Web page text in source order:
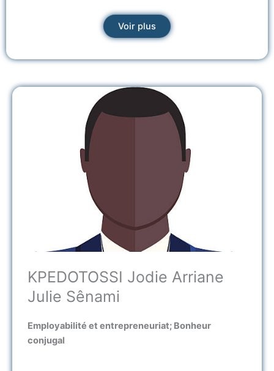
Voir plus
KPEDOTOSSI Jodie Arriane
Julie Sênami ​
Employabilité et entrepreneuriat; Bonheur
conjugal